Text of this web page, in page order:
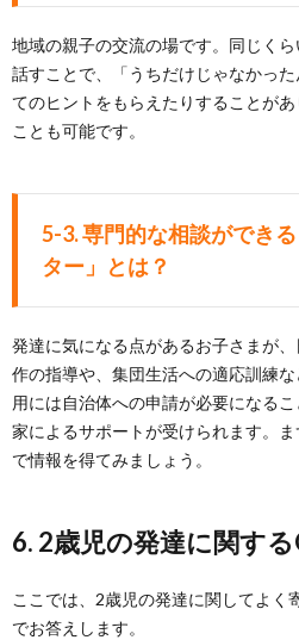
地域の親子の交流の場です。同じく
話すことで、「うちだけじゃなかっ
てのヒントをもらえたりすることが
ことも可能です。
5-3. 専門的な相談ができ
ター」とは？
発達に気になる点があるお子さまが
作の指導や、集団生活への適応訓練
用には自治体への申請が必要になる
家によるサポートが受けられます。
で情報を得てみましょう。
6. 2歳児の発達に関す
ここでは、2歳児の発達に関してよ
でお答えします。